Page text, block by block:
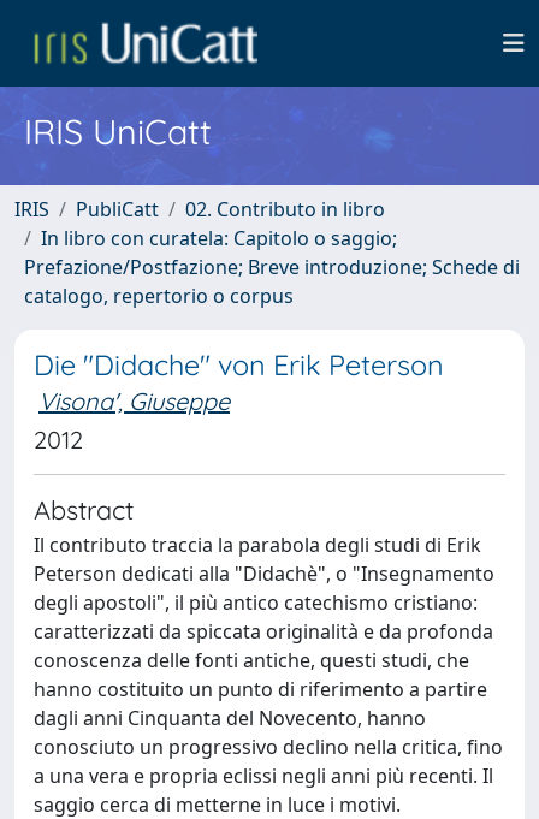
IRIS UniCatt
IRIS PubliCatt
02. Contributo in libro
In libro con curatela: Capitolo o saggio;
Prefazione/Postfazione; Breve introduzione; Schede di
catalogo, repertorio o corpus
Die "Didache" von Erik Peterson
Visona', Giuseppe
2012
Abstract
Il contributo traccia la parabola degli studi di Erik
Peterson dedicati alla "Didachè", o "Insegnamento
degli apostoli", il più antico catechismo cristiano:
caratterizzati da spiccata originalità e da profonda
conoscenza delle fonti antiche, questi studi, che
hanno costituito un punto di riferimento a partire
dagli anni Cinquanta del Novecento, hanno
conosciuto un progressivo declino nella critica, fino
a una vera e propria eclissi negli anni più recenti. Il
saggio cerca di metterne in luce i motivi.